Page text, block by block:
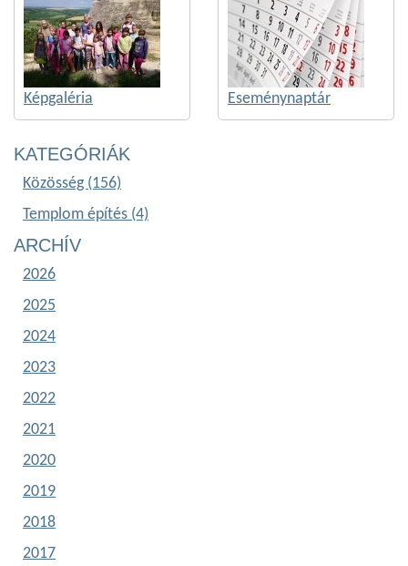
Képgaléria Eseménynaptár
KATEGÓRIÁK
Közösség (156)
Templom építés (4)
ARCHÍV
2026
2025
2024
2023
2022
2021
2020
2019
2018
2017